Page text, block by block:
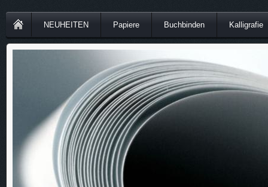
NEUHEITEN Papiere Buchbinden Kalligrafie